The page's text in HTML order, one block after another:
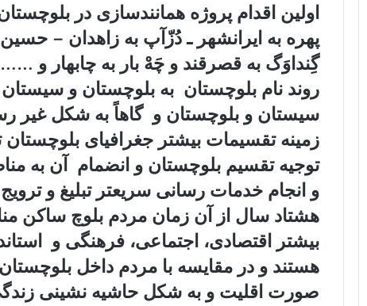
اولین اقدام پروژه همانندسازی در
پهره به ایرانشهر ـ دُزّآپ به زاهدان –
گِنداوَگ به قصرقند و چَهْ بار به چابهار و
روند نام بلوچستان به بلوچستان و
سیستان و بلوچستان و گاهاً به شکل غیر
زمینه تقسیمات بیشتر جغرافیای
توجیه تقسیم بلوچستان و انضمام آن به
و انجام خدمات رسانی سریعتر تبلیغ و
هشتاد سال از آن زمان مردم بلوچ ساکن
بیشتر اقتصادی، اجتماعی، فرهنگی و
هستند و در مقایسه با مردم داخل
صورت اقلیت و به شکل حاشیه نشینی